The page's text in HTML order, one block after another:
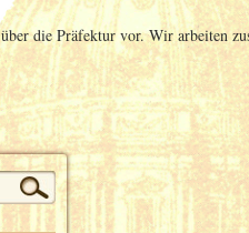
die Präfektur vor. Wir arbeiten